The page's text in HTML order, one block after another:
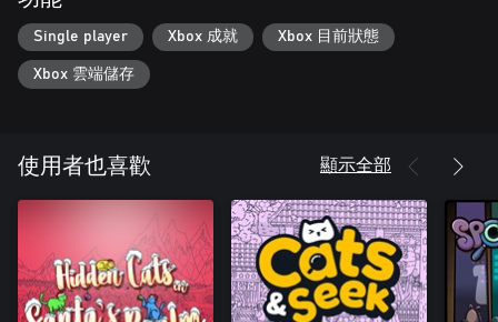
Single player Xbox 成就 Xbox 目前狀態
Xbox 雲端儲存
使用者也喜歡 顯示全部